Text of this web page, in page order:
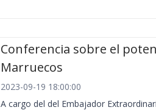
Conferencia sobre el
Marruecos
2023-09-19 18:00:00
A cargo del del Embajador